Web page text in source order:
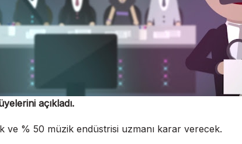
açıkladı.
ve % 50 müzik endüstrisi uzmanı karar verecek.